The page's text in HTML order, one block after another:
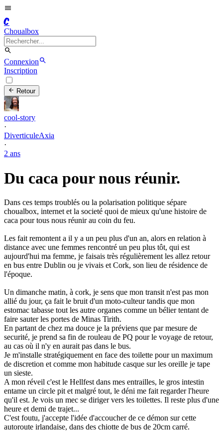
C
Choualbox
Connexion
Inscription
Retour
cool-story
·
DiverticuleAxia
·
2 ans
Du caca pour nous réunir.
Dans ces temps troublés ou la polarisation politique sépare
choualbox, internet et la societé quoi de mieux qu'une histoire de
caca pour tous nous réunir au coin du feu.
Les fait remontent a il y a un peu plus d'un an, alors en relation à
distance avec une femmes rencontré un peu plus tôt, qui est
aujourd'hui ma femme, je faisais très régulièrement les allez retour
en bus entre Dublin ou je vivais et Cork, son lieu de résidence de
l'époque.
Un dimanche matin, à cork, je sens que mon transit n'est pas mon
allié du jour, ça fait le bruit d'un moto-culteur tandis que mon
estomac tabasse tout les autre organes comme un bélier tentant de
faire sauter les portes de Minas Tirith.
En partant de chez ma douce je la préviens que par mesure de
securité, je prend sa fin de rouleau de PQ pour le voyage de retour,
au cas où il n'y en aurait pas dans le bus.
Je m'installe stratégiquement en face des toilette pour un maximum
de discretion et comme mon habitude casque sur les oreille je tape
un sieste.
A mon réveil c'est le Hellfest dans mes entrailles, le gros intestin
entame un circle pit et malgré tout, le déni me fait regarder l'heure
qu'il est. Je vois un mec se diriger vers les toilettes. Il reste plus d'une
heure et demi de trajet...
C'est foutu, j'accepte l'idée d'accoucher de ce démon sur cette
autoroute irlandaise, dans des chiotte de bus de 20cm carré.